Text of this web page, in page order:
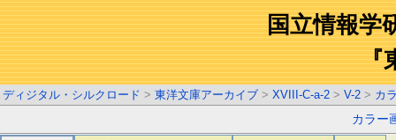
国立情報学
『
ディジタル・シルクロード > 東洋文庫アーカイブ > XVIII-C-a-2 > V-2 > カ
カラー